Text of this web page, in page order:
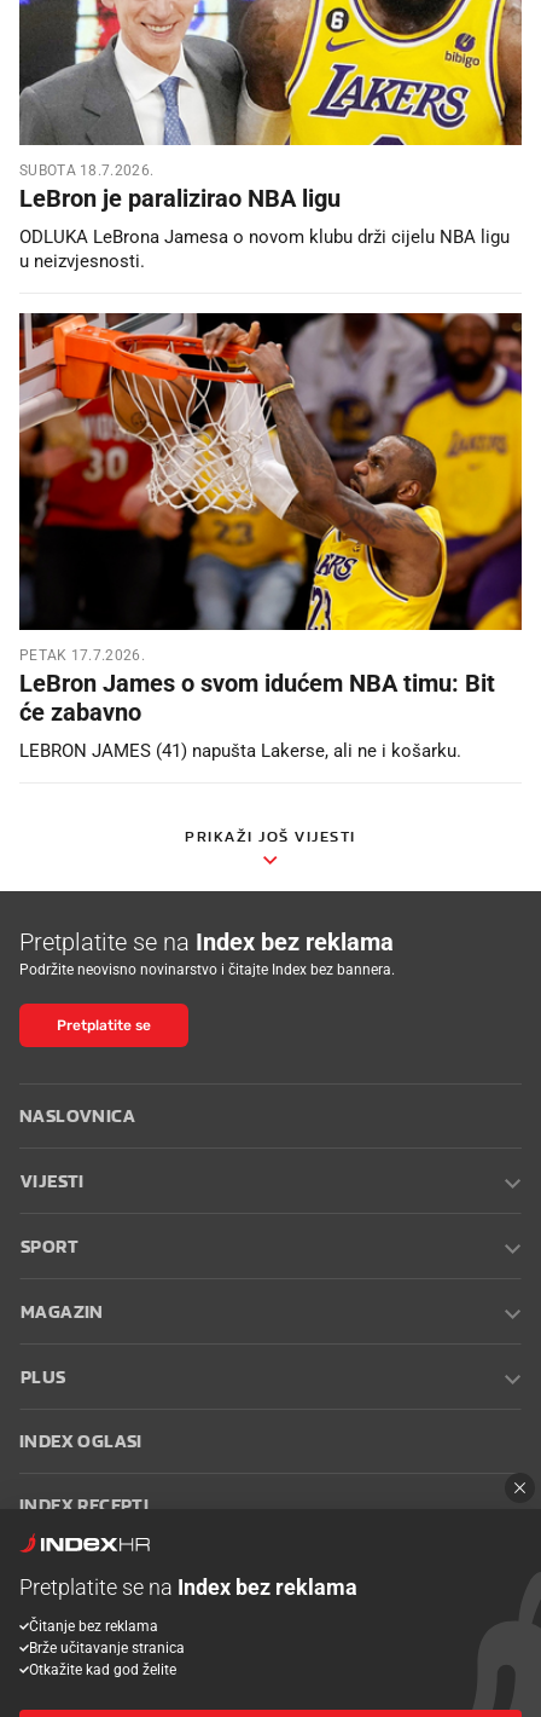
SUBOTA 18.7.2026.
LeBron je paralizirao NBA ligu
ODLUKA LeBrona Jamesa o novom klubu drži cijelu NBA ligu
u neizvjesnosti.
PETAK 17.7.2026.
LeBron James o svom idućem NBA timu: Bit
će zabavno
LEBRON JAMES (41) napušta Lakerse, ali ne i košarku.
PRIKAŽI JOŠ VIJESTI
Pretplatite se na Index bez reklama
Podržite neovisno novinarstvo i čitajte Index bez bannera.
Pretplatite se
NASLOVNICA
VIJESTI
SPORT
MAGAZIN
PLUS
INDEX OGLASI
INDEX RECEPTI
Oglašavanje Zaposli se na Indexu
korištenja
Postavke kolačića
Pretplatite se na Index bez reklama
Čitanje bez reklama
Brže učitavanje stranica
Otkažite kad god želite